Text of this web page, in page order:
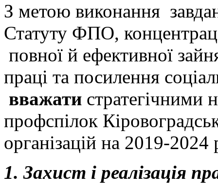
З метою виконання
Статуту ФПО,
повної й ефективної
праці та посилення
вважати стратегічними
профспілок
організацій на 2019-2024
1. Захист і реалізація